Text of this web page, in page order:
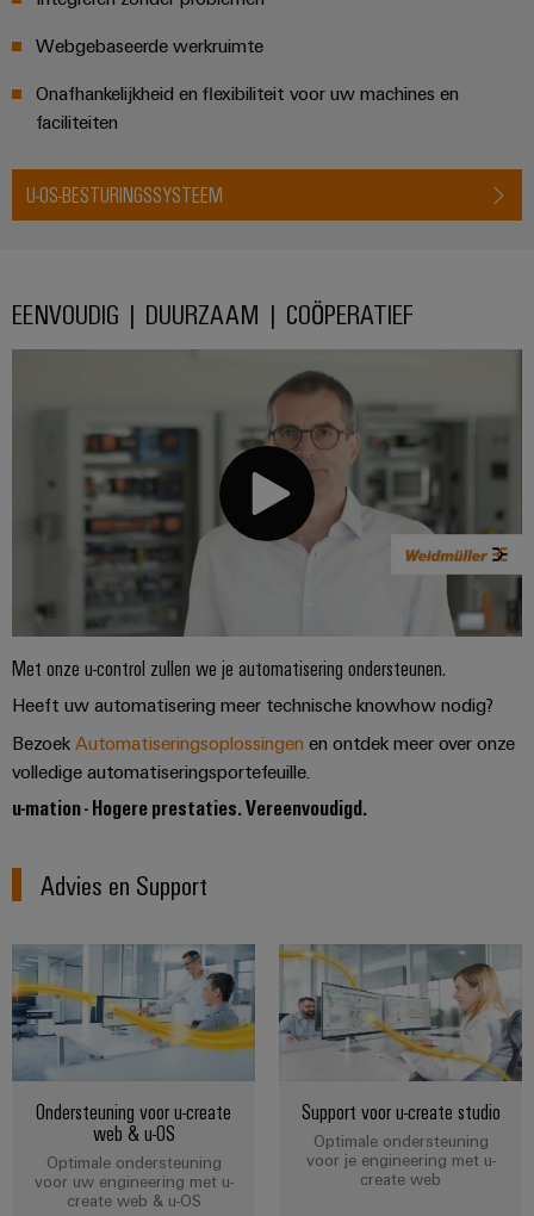
Webgebaseerde werkruimte
Onafhankelijkheid en flexibiliteit voor uw machines en
faciliteiten
U-OS-BESTURINGSSYSTEEM
EENVOUDIG | DUURZAAM | COÖPERATIEF
Met onze u-control zullen we je automatisering ondersteunen.
Heeft uw automatisering meer technische knowhow nodig?
Bezoek Automatiseringsoplossingen en ontdek meer over onze
volledige automatiseringsportefeuille.
u-mation - Hogere prestaties. Vereenvoudigd.
Advies en Support
Ondersteuning voor u-create
web & u-OS
Optimale ondersteuning
voor uw engineering met u-
create web & u-OS
Support voor u-create studio
Optimale ondersteuning
voor je engineering met u-
create web